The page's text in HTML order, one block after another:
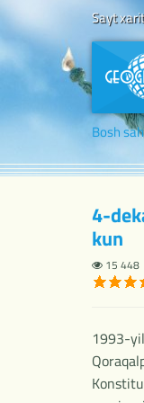
Sayt
Bosh
4-
kun
15 448
1993-